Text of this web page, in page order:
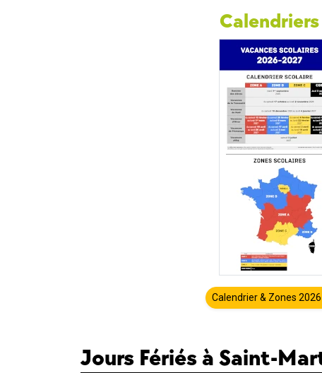
Calendrier & Zones
Jours Fériés à Saint-